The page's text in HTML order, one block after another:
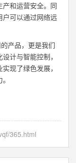
和运营安全。同
户可以通过网络远
产品，更是我们
计与智能控制，
现了绿色发展，
365.html